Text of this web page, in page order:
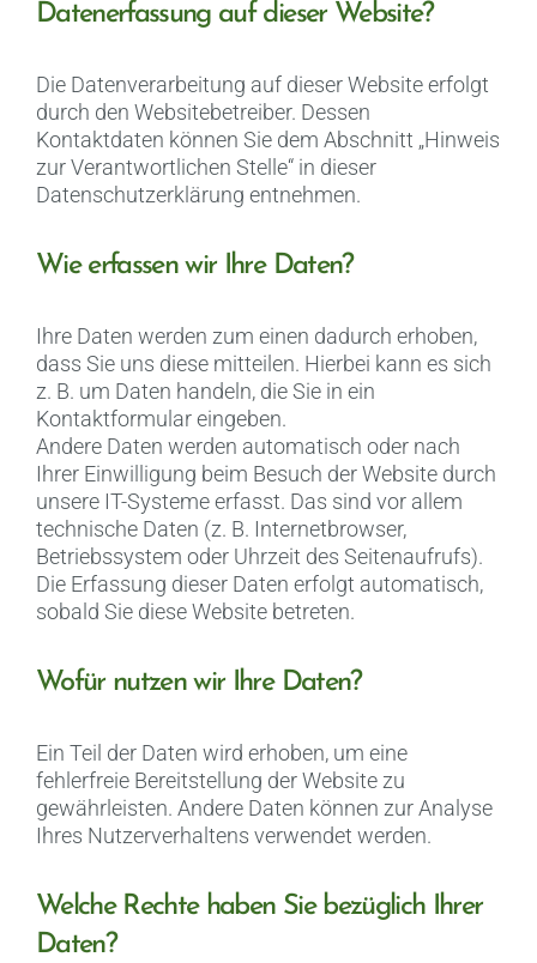
Datenerfassung auf dieser Website?
Die Datenverarbeitung auf dieser Website erfolgt
durch den Websitebetreiber. Dessen
Kontaktdaten können Sie dem Abschnitt „Hinweis
zur Verantwortlichen Stelle“ in dieser
Datenschutzerklärung entnehmen.
Wie erfassen wir Ihre Daten?
Ihre Daten werden zum einen dadurch erhoben,
dass Sie uns diese mitteilen. Hierbei kann es sich
z. B. um Daten handeln, die Sie in ein
Kontaktformular eingeben.
Andere Daten werden automatisch oder nach
Ihrer Einwilligung beim Besuch der Website durch
unsere IT-Systeme erfasst. Das sind vor allem
technische Daten (z. B. Internetbrowser,
Betriebssystem oder Uhrzeit des Seitenaufrufs).
Die Erfassung dieser Daten erfolgt automatisch,
sobald Sie diese Website betreten.
Wofür nutzen wir Ihre Daten?
Ein Teil der Daten wird erhoben, um eine
fehlerfreie Bereitstellung der Website zu
gewährleisten. Andere Daten können zur Analyse
Ihres Nutzerverhaltens verwendet werden.
Welche Rechte haben Sie bezüglich Ihrer
Daten?